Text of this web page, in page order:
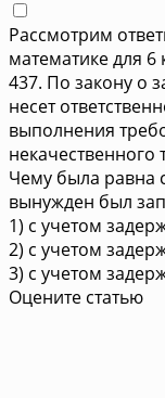
Рассмотрим
математике для
437. По закону о
несет
выполнения
Чему была равна
вынужден был
1) с учетом
2) с учетом
3) с учетом
Оцените статью